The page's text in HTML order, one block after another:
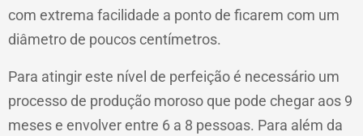
com extrema facilidade a ponto de ficarem com um
diâmetro de poucos centímetros.
Para atingir este nível de perfeição é necessário um
processo de produção moroso que pode chegar aos 9
meses e envolver entre 6 a 8 pessoas. Para além da